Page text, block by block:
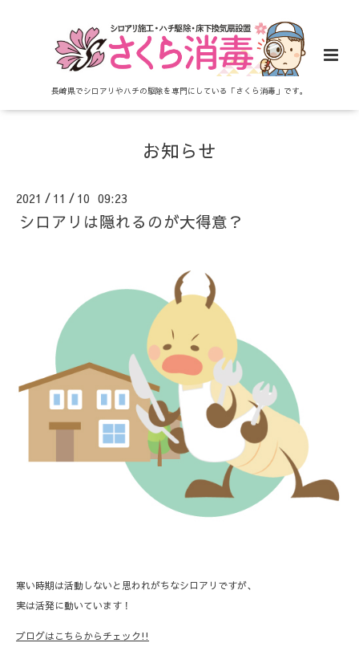
長崎県でシロアリやハチの駆除を専門にしている「さくら消毒」です。
お知らせ
2021 / 11 / 10 09:23
シロアリは隠れるのが大得意？
寒い時期は活動しないと思われがちなシロアリですが、
実は活発に動いています！
ブログはこちらからチェック!!